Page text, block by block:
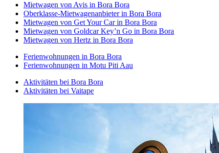
Mietwagen von Avis in Bora Bora
Oberklasse-Mietwagenanbieter in Bora Bora
Mietwagen von Get Your Car in Bora Bora
Mietwagen von Goldcar Key’n Go in Bora Bora
Mietwagen von Hertz in Bora Bora
Ferienwohnungen in Bora Bora
Ferienwohnungen in Motu Piti Aau
Aktivitäten bei Bora Bora
Aktivitäten bei Vaitape